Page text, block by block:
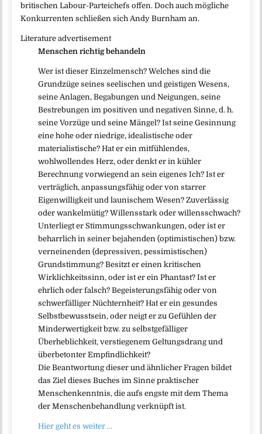
britischen Labour-Parteichefs offen. Doch auch mögliche
Konkurrenten schließen sich Andy Burnham an.
Literature advertisement
Menschen richtig behandeln
Wer ist dieser Einzelmensch? Welches sind die
Grundzüge seines seelischen und geistigen Wesens,
seine Anlagen, Begabungen und Neigungen, seine
Bestrebungen im positiven und negativen Sinne, d. h.
seine Vorzüge und seine Mängel? Ist seine Gesinnung
eine hohe oder niedrige, idealistische oder
materialistische? Hat er ein mitfühlendes,
wohlwollendes Herz, oder denkt er in kühler
Berechnung vorwiegend an sein eigenes Ich? Ist er
verträglich, anpassungsfähig oder von starrer
Eigenwilligkeit und launischem Wesen? Zuverlässig
oder wankelmütig? Willensstark oder willensschwach?
Unterliegt er Stimmungsschwankungen, oder ist er
beharrlich in seiner bejahenden (optimistischen) bzw.
verneinenden (depressiven, pessimistischen)
Grundstimmung? Besitzt er einen kritischen
Wirklichkeitssinn, oder ist er ein Phantast? Ist er
ehrlich oder falsch? Begeisterungsfähig oder von
schwerfälliger Nüchternheit? Hat er ein gesundes
Selbstbewusstsein, oder neigt er zu Gefühlen der
Minderwertigkeit bzw. zu selbstgefälliger
Überheblichkeit, verstiegenem Geltungsdrang und
überbetonter Empfindlichkeit?
Die Beantwortung dieser und ähnlicher Fragen bildet
das Ziel dieses Buches im Sinne praktischer
Menschenkenntnis, die aufs engste mit dem Thema
der Menschenbehandlung verknüpft ist.
Hier geht es weiter …